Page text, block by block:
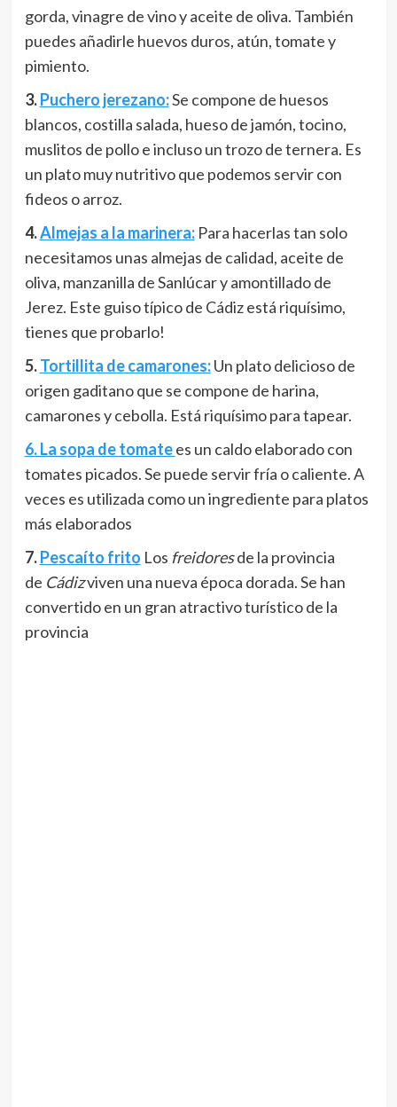
gorda, vinagre de vino y aceite de oliva. También
puedes añadirle huevos duros, atún, tomate y
pimiento.
3.Puchero jerezano:Se compone de huesos
blancos, costilla salada, hueso de jamón, tocino,
muslitos de pollo e incluso un trozo de ternera. Es
un plato muy nutritivo que podemos servir con
fideos o arroz.
4.Almejas a la marinera:Para hacerlas tan solo
necesitamos unas almejas de calidad, aceite de
oliva, manzanilla de Sanlúcar y amontillado de
Jerez. Este guiso típico de Cádiz está riquísimo,
tienes que probarlo!
5.Tortillita de camarones: Un plato delicioso de
origen gaditano que se compone de harina,
camarones y cebolla. Está riquísimo para tapear.
6. La sopa de tomate es un caldo elaborado con
tomates picados. Se puede servir fría o caliente. A
veces es utilizada como un ingrediente para platos
más elaborados
7.Pescaíto frito Los freidoresde la provincia
de Cádizviven una nueva época dorada. Se han
convertido en un gran atractivo turístico de la
provincia